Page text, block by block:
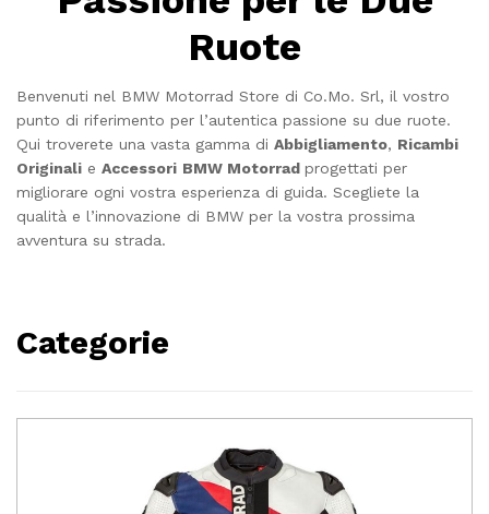
Ruote
Benvenuti nel BMW Motorrad Store di Co.Mo. Srl, il vostro
punto di riferimento per l’autentica passione su due ruote.
Qui troverete una vasta gamma di Abbigliamento, Ricambi
Originali e Accessori BMW Motorrad progettati per
migliorare ogni vostra esperienza di guida. Scegliete la
qualità e l’innovazione di BMW per la vostra prossima
avventura su strada.
Categorie